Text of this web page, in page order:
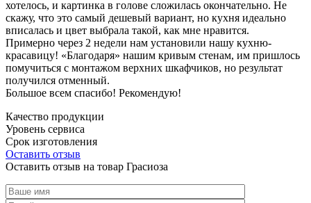
хотелось, и картинка в голове сложилась окончательно. Не
скажу, что это самый дешевый вариант, но кухня идеально
вписалась и цвет выбрала такой, как мне нравится.
Примерно через 2 недели нам установили нашу кухню-
красавицу! «Благодаря» нашим кривым стенам, им пришлось
помучиться с монтажом верхних шкафчиков, но результат
получился отменный.
Большое всем спасибо! Рекомендую!
Качество продукции
Уровень сервиса
Срок изготовления
Оставить отзыв
Оставить отзыв на товар Грасиоза